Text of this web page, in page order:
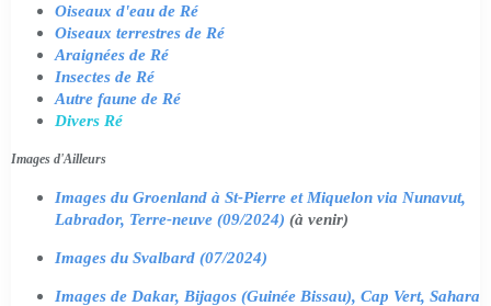
Oiseaux d'eau de Ré
Oiseaux terrestres de Ré
Araignées de Ré
Insectes de Ré
Autre faune de Ré
Divers Ré
Images d'Ailleurs
Images du Groenland à St-Pierre et Miquelon via Nunavut,
Labrador, Terre-neuve (09/2024) (à venir)
Images du Svalbard (07/2024)
Images de Dakar, Bijagos (Guinée Bissau), Cap Vert, Sahara